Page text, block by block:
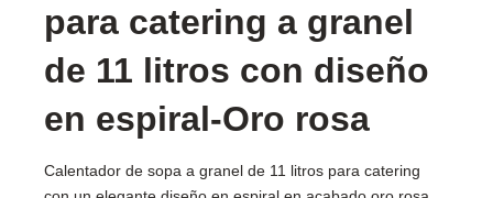
para catering a granel
de 11 litros con diseño
en espiral-Oro rosa
Calentador de sopa a granel de 11 litros para catering